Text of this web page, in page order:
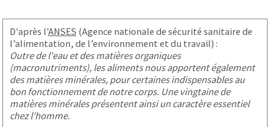
D'après l'ANSES (Agence nationale de sécurité sanitaire de
l’alimentation, de l’environnement et du travail) :
Outre de l'eau et des matières organiques
(macronutriments), les aliments nous apportent également
des matières minérales, pour certaines indispensables au
bon fonctionnement de notre corps. Une vingtaine de
matières minérales présentent ainsi un caractère essentiel
chez l'homme.